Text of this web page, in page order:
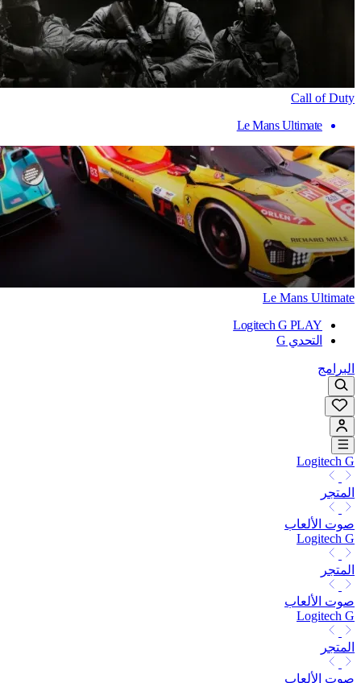
Call of Duty
Le Mans Ultimate
Le Mans Ultimate
Logitech G PLAY
التحدي G
البرامج
Logitech G
المتجر
صوت الألعاب
Logitech G
المتجر
صوت الألعاب
Logitech G
المتجر
صوت الألعاب